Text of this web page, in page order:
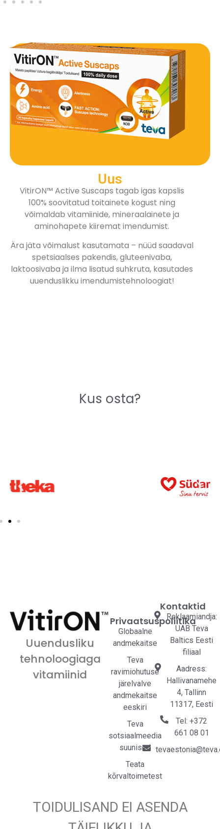
Uus
VitirON™ Active Suscaps tagab igas kapslis
100% soovitatud toitainete kogust ning
võimaldab vitamiinide, mineraalainete ja
aminohapete kiiremat imendumist.
Ära jäta võimalust kasutamata – nüüd saadaval
spetsiaalses pakendis, gluteenivaba,
laktoosivaba ja ilma lisatud suhkruta, kasutades
uuenduslikku imendumistehnoloogiat!
Kus osta?
Uuendusliku
tehnoloogiaga
vitamiinid
Privaatsuspoliitika
Globaalne
andmekaitse
Teva
ravimiohutuse
järelvalve
andmekaitse
eeskiri
Teva
sotsiaalmeedia
suunised
Teata
kõrvaltoimetest
Kontaktid
Reklaamiandja:
UAB Teva
Baltics Eesti
filiaal
Aadress:
Hallivanamehe
4, Tallinn
11317, Eesti
Tel: +372
661 08 01
TOIDULISAND EI ASENDA